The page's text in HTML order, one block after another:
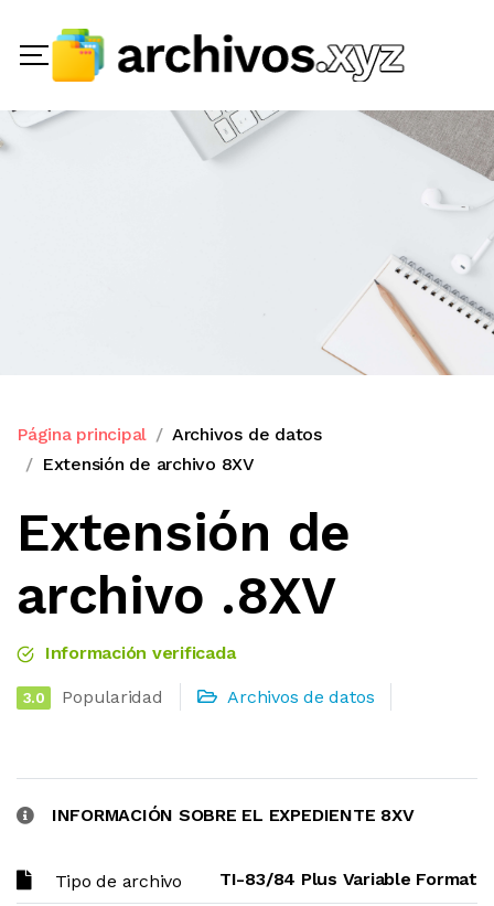
Página principal
Archivos de datos
Extensión de archivo 8XV
Extensión de
archivo .8XV
Información verificada
3.0 Popularidad Archivos de datos
INFORMACIÓN SOBRE EL EXPEDIENTE 8XV
Tipo de archivo TI-83/84 Plus Variable Format